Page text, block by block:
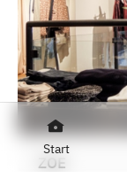
Beratung in
einkaufen
ZOE
Start